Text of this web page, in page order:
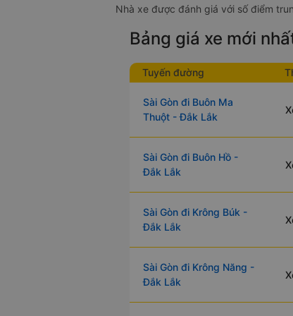
Nhà xe được đánh giá với số điểm
Bảng giá xe mới
Tuyến đường
Sài Gòn đi Buôn Ma
Thuột - Đắk Lắk
Sài Gòn đi Buôn Hồ -
Đắk Lắk
Sài Gòn đi Krông Búk -
Đắk Lắk
Sài Gòn đi Krông Năng -
Đắk Lắk